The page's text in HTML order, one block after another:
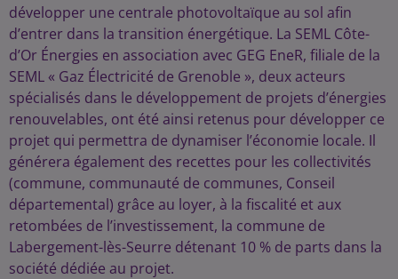
développer une centrale photovoltaïque au sol afin
d’entrer dans la transition énergétique. La SEML Côte-
d’Or Énergies en association avec GEG EneR, filiale de la
SEML « Gaz Électricité de Grenoble », deux acteurs
spécialisés dans le développement de projets d’énergies
renouvelables, ont été ainsi retenus pour développer ce
projet qui permettra de dynamiser l’économie locale. Il
générera également des recettes pour les collectivités
(commune, communauté de communes, Conseil
départemental) grâce au loyer, à la fiscalité et aux
retombées de l’investissement, la commune de
Labergement-lès-Seurre détenant 10 % de parts dans la
société dédiée au projet.